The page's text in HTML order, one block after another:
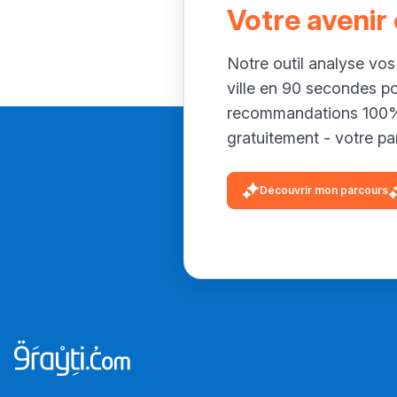
Votre avenir
Notre outil analyse
ville en 90 secondes
recommandations
gratuitement - votre
Découvrir mon parcours